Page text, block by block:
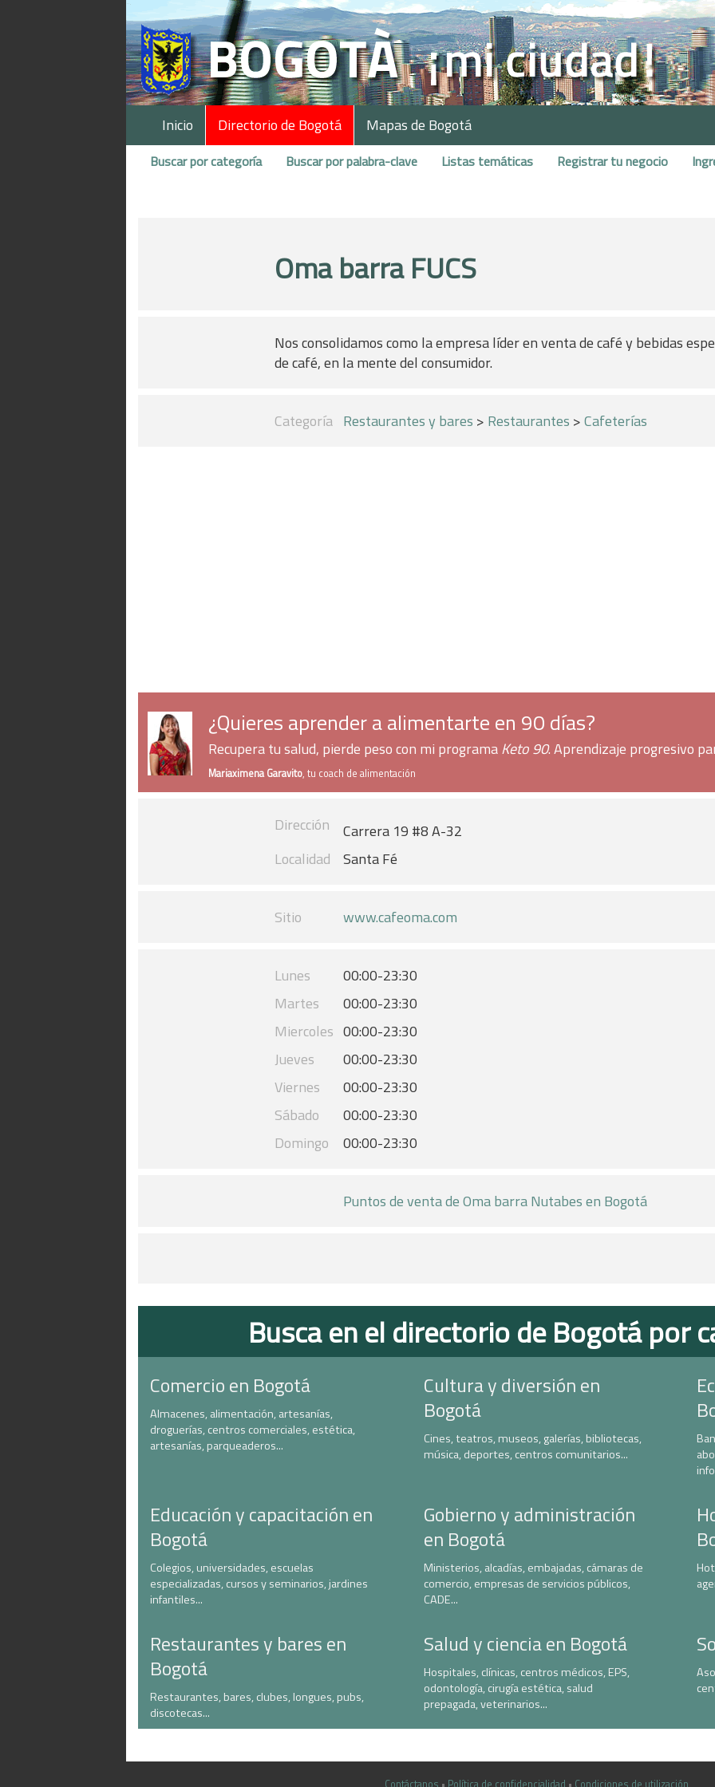
Inicio Directorio de Bogotá Mapas de Bogotá
Buscar por categoría Buscar por palabra-clave Listas temáticas Registrar tu negocio
Oma barra FUCS
Nos consolidamos como la empresa líder en venta de café y bebidas
de café, en la mente del consumidor.
Categoría Restaurantes y bares > Restaurantes >Cafeterías
¿Quieres aprender a alimentarte en 90 días?
Recupera tu salud, pierde peso con mi programaKeto 90. Aprendizaje progresivo
Mariaximena Garavito, tu coach de alimentación
Dirección
Carrera 19 #8 A-32
Localidad
Santa Fé
Sitio www.cafeoma.com
Lunes
00:00-23:30
Martes
00:00-23:30
Miercoles 00:00-23:30
Jueves
00:00-23:30
Viernes
00:00-23:30
Sábado
00:00-23:30
Domingo
00:00-23:30
Puntos de venta de Oma barra Nutabes en Bogotá
Busca en el directorio de Bogotá por
Comercio en Bogotá
Almacenes, alimentación, artesanías,
droguerías, centros comerciales, estética,
artesanías, parqueaderos...
Cultura y diversión en
Bogotá
Cines, teatros, museos, galerías, bibliotecas,
música, deportes, centros comunitarios...
Educación y capacitación en
Bogotá
Colegios, universidades, escuelas
especializadas, cursos y seminarios, jardines
infantiles...
Gobierno y administración
en Bogotá
Ministerios, alcadías, embajadas, cámaras de
comercio, empresas de servicios públicos,
CADE...
Restaurantes y bares en
Bogotá
Restaurantes, bares, clubes, longues, pubs,
discotecas...
Salud y ciencia en Bogotá
Hospitales, clínicas, centros médicos, EPS,
odontología, cirugía estética, salud
prepagada, veterinarios...